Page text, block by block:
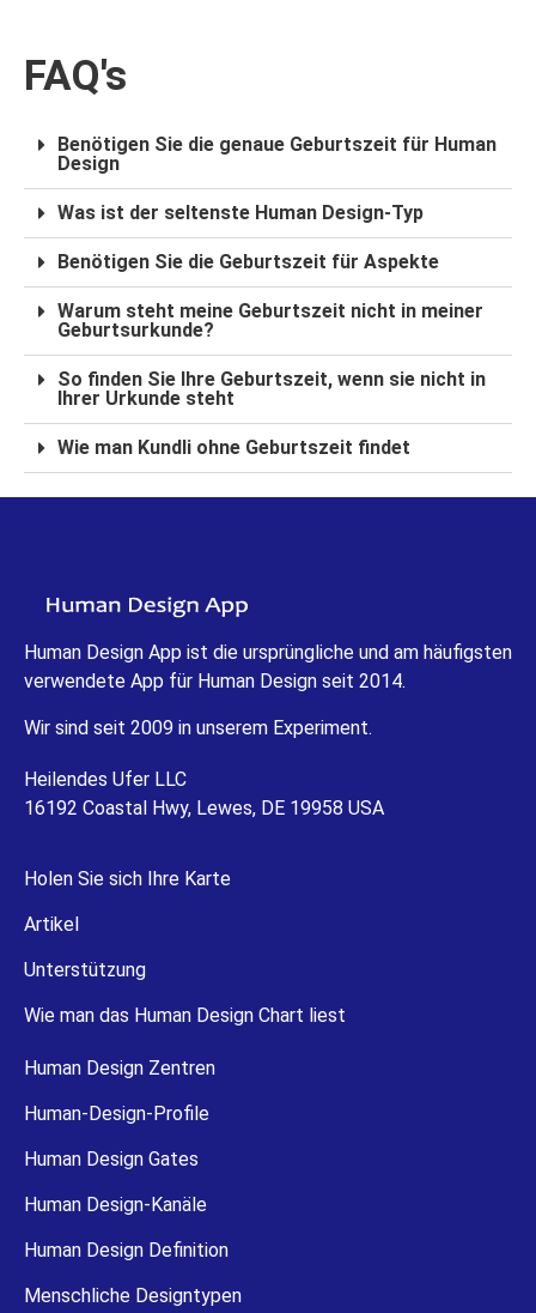
FAQ's
Benötigen Sie die genaue Geburtszeit für Human
Design
Was ist der seltenste Human Design-Typ
Benötigen Sie die Geburtszeit für Aspekte
Warum steht meine Geburtszeit nicht in meiner
Geburtsurkunde?
So finden Sie Ihre Geburtszeit, wenn sie nicht in
Ihrer Urkunde steht
Wie man Kundli ohne Geburtszeit findet
Human Design App ist die ursprüngliche und am häufigsten
verwendete App für Human Design seit 2014.
Wir sind seit 2009 in unserem Experiment.
Heilendes Ufer LLC
16192 Coastal Hwy, Lewes, DE 19958 USA
Holen Sie sich Ihre Karte
Artikel
Unterstützung
Wie man das Human Design Chart liest
Human Design Zentren
Human-Design-Profile
Human Design Gates
Human Design-Kanäle
Human Design Definition
Menschliche Designtypen